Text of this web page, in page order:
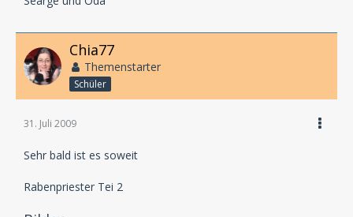
Chia77
Themenstarter
Schüler
31. Juli 2009
Sehr bald ist es soweit
Rabenpriester Tei 2